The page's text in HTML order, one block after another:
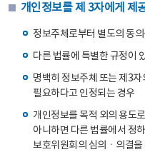
개인정보를 제 3자에게 제
정보주체로부터 별도의 동
다른 법률에 특별한 규정이
명백히 정보주체 또는 제3
필요하다고 인정되는 경우
개인정보를 목적 외의 용도
아니하면 다른 법률에서 정
보호위원회의 심의ㆍ의결을